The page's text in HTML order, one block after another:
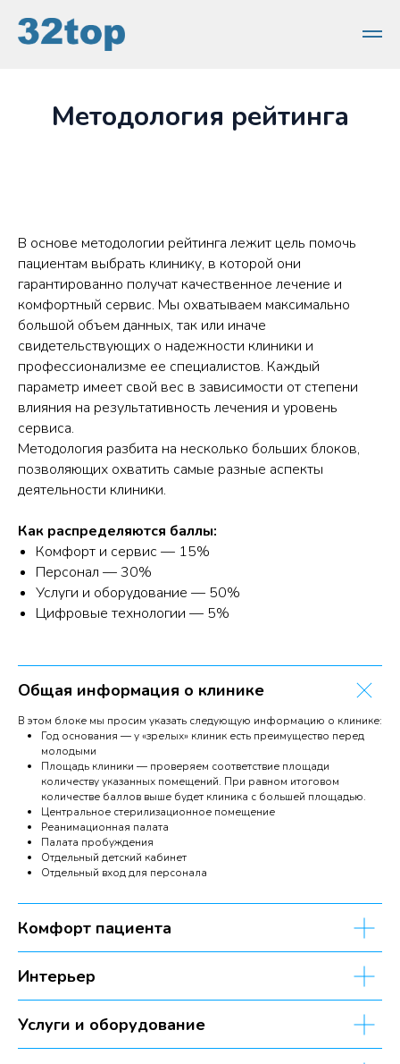
Методология рейтинга
В основе методологии рейтинга лежит цель помочь
пациентам выбрать клинику, в которой они
гарантированно получат качественное лечение и
комфортный сервис. Мы охватываем максимально
большой объем данных, так или иначе
свидетельствующих о надежности клиники и
профессионализме ее специалистов. Каждый
параметр имеет свой вес в зависимости от степени
влияния на результативность лечения и уровень
сервиса.
Методология разбита на несколько больших блоков,
позволяющих охватить самые разные аспекты
деятельности клиники.
Как распределяются баллы:
Комфорт и сервис — 15%
Персонал — 30%
Услуги и оборудование — 50%
Цифровые технологии — 5%
Общая информация о клинике
В этом блоке мы просим указать следующую информацию о клинике:
Год основания — у «зрелых» клиник есть преимущество перед
молодыми
Площадь клиники — проверяем соответствие площади
количеству указанных помещений. При равном итоговом
количестве баллов выше будет клиника с большей площадью.
Центральное стерилизационное помещение
Реанимационная палата
Палата пробуждения
Отдельный детский кабинет
Отдельный вход для персонала
Комфорт пациента
Интерьер
Услуги и оборудование
Наши